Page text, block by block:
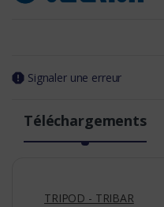
Signaler une erreur
Téléchargements
TRIPOD - TRIBAR